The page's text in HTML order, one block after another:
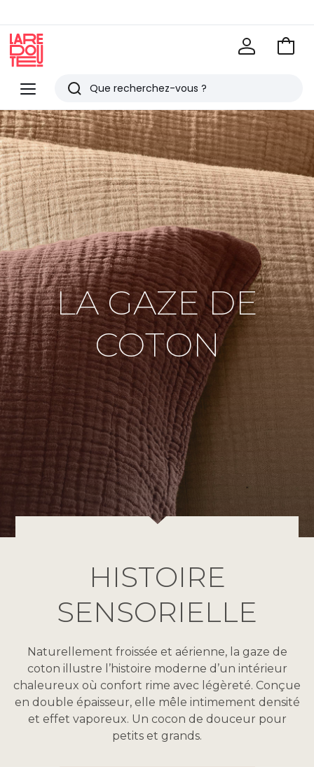
Menu
Redoute
Rechercher
Derniers
articles
vus
Voir
LA GAZE DE
COTON
HISTOIRE
SENSORIELLE
Naturellement froissée et aérienne, la gaze de
coton illustre l’histoire moderne d’un intérieur
chaleureux où confort rime avec légèreté. Conçue
en double épaisseur, elle mêle intimement densité
et effet vaporeux. Un cocon de douceur pour
petits et grands.